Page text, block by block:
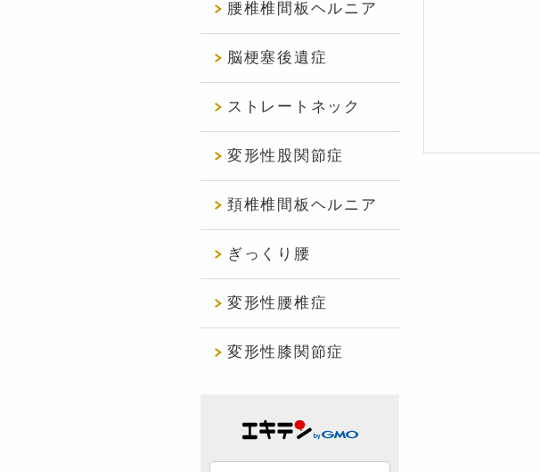
腰椎椎間板ヘルニア
脳梗塞後遺症
ストレートネック
変形性股関節症
頚椎椎間板ヘルニア
ぎっくり腰
変形性腰椎症
変形性膝関節症